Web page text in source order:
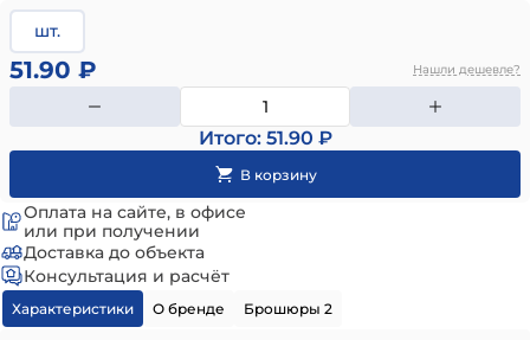
шт.
51.90 ₽ Нашли дешевле?
Итого: 51.90 ₽
Оплата на сайте, в офисе
или при получении
Доставка до объекта
Консультация и расчёт
Характеристики О бренде Брошюры 2